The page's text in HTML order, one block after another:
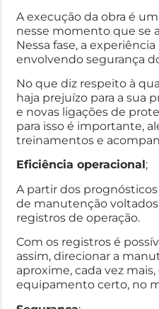
A execução da obra é
nesse momento que se
Nessa fase, a
envolvendo segurança
No que diz respeito à
haja prejuízo para a sua
e novas ligações de
para isso é importante,
treinamentos e
Eficiência operacional;
A partir dos
de manutenção
registros de operação.
Com os registros é
assim, direcionar a
aproxime, cada vez
equipamento certo, no